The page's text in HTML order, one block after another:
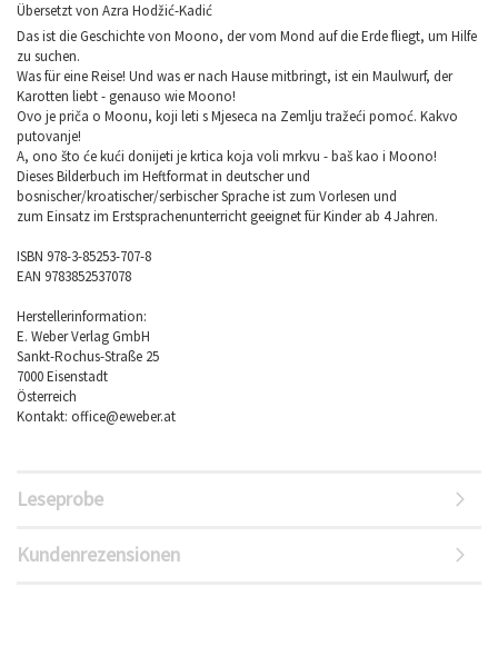
Übersetzt von Azra Hodžić-Kadić
Das ist die Geschichte von Moono, der vom Mond auf die Erde fliegt, um Hilfe
zu suchen.
Was für eine Reise! Und was er nach Hause mitbringt, ist ein Maulwurf, der
Karotten liebt - genauso wie Moono!
Ovo je priča o Moonu, koji leti s Mjeseca na Zemlju tražeći pomoć. Kakvo
putovanje!
A, ono što će kući donijeti je krtica koja voli mrkvu - baš kao i Moono!
Dieses Bilderbuch im Heftformat in deutscher und
bosnischer/kroatischer/serbischer Sprache ist zum Vorlesen und
zum Einsatz im Erstsprachenunterricht geeignet für Kinder ab 4 Jahren.
ISBN 978-3-85253-707-8
EAN 9783852537078
Herstellerinformation:
E. Weber Verlag GmbH
Sankt-Rochus-Straße 25
7000 Eisenstadt
Österreich
Kontakt: office@eweber.at
Leseprobe
Kundenrezensionen